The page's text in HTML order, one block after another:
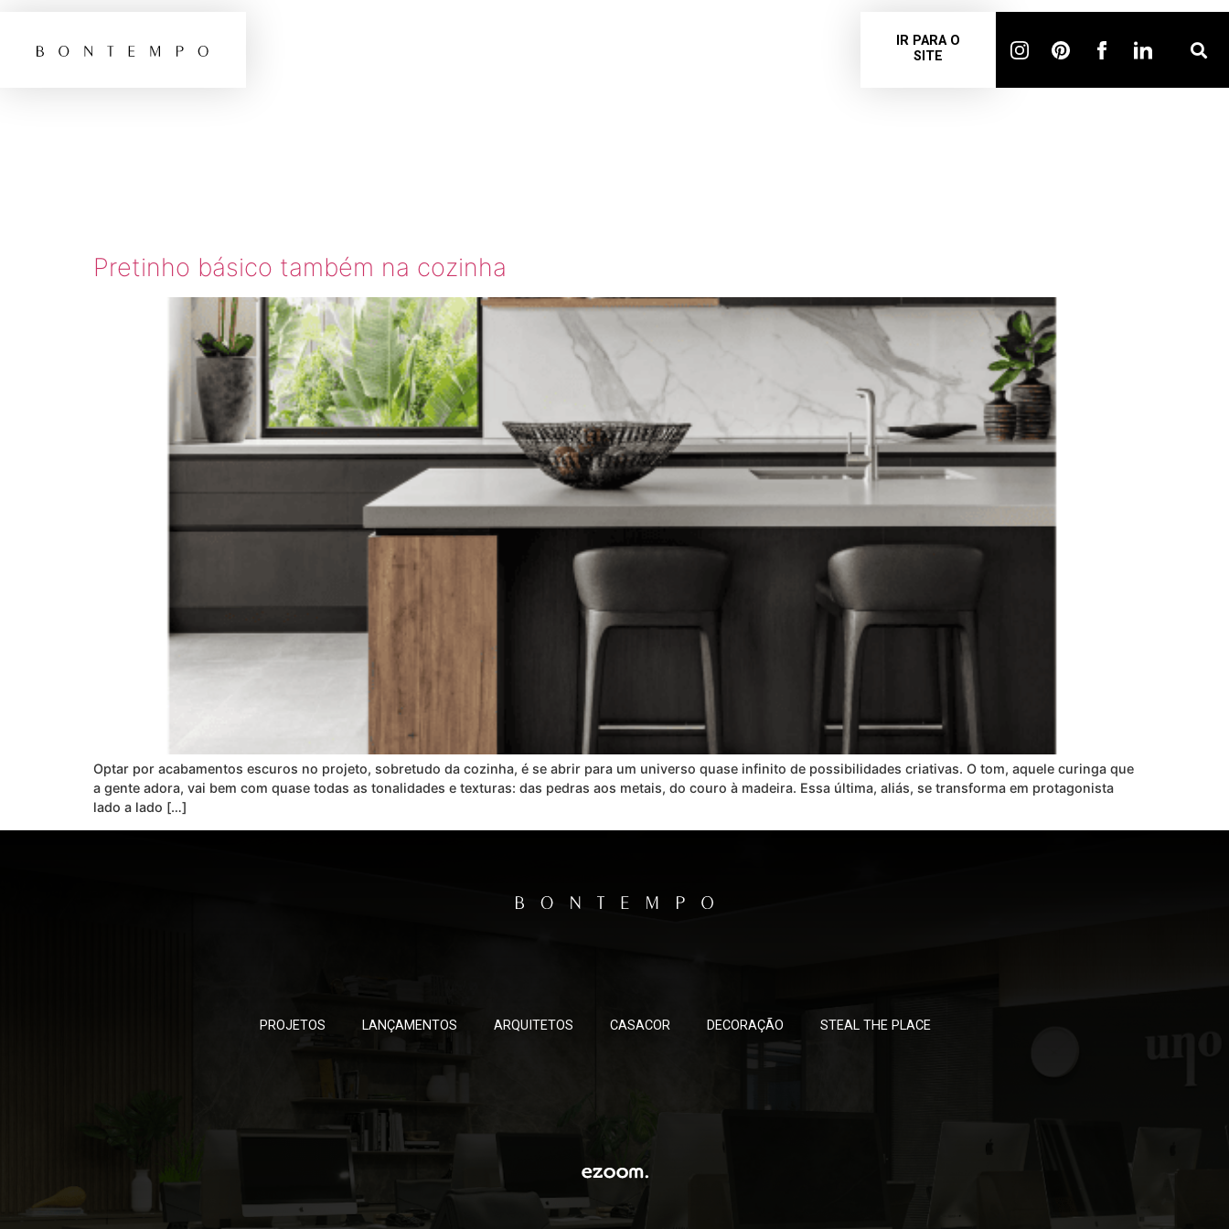
IR PARA O
SITE
Pretinho básico também na cozinha
Optar por acabamentos escuros no projeto, sobretudo da cozinha, é se abrir para um universo quase infinito de possibilidades criativas. O tom, aquele curinga que
a gente adora, vai bem com quase todas as tonalidades e texturas: das pedras aos metais, do couro à madeira. Essa última, aliás, se transforma em protagonista
lado a lado […]
PROJETOS LANÇAMENTOS ARQUITETOS CASACOR DECORAÇÃO STEAL THE PLACE